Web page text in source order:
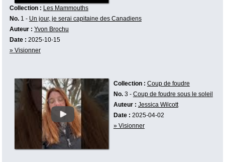
Collection : Les Mammouths
No.1 - Un jour, je serai capitaine des Canadiens
Auteur : Yvon Brochu
Date : 2025-10-15
» Visionner
Collection : Coup de foudre
No.3 - Coup de foudre sous le soleil
Auteur : Jessica Wilcott
Date : 2025-04-02
» Visionner